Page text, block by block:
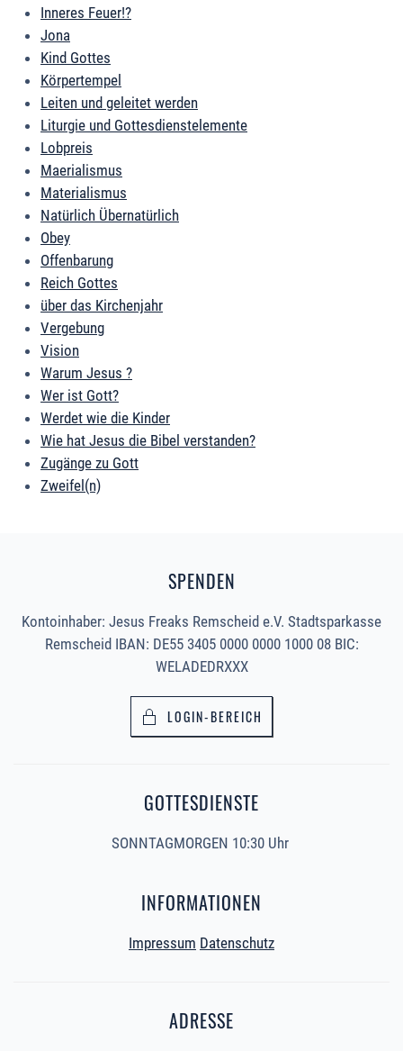
Inneres Feuer!?
Jona
Kind Gottes
Körpertempel
Leiten und geleitet werden
Liturgie und Gottesdienstelemente
Lobpreis
Maerialismus
Materialismus
Natürlich Übernatürlich
Obey
Offenbarung
Reich Gottes
über das Kirchenjahr
Vergebung
Vision
Warum Jesus ?
Wer ist Gott?
Werdet wie die Kinder
Wie hat Jesus die Bibel verstanden?
Zugänge zu Gott
Zweifel(n)
SPENDEN
Kontoinhaber: Jesus Freaks Remscheid e.V. Stadtsparkasse
Remscheid IBAN: DE55 3405 0000 0000 1000 08 BIC:
WELADEDRXXX
LOGIN-BEREICH
GOTTESDIENSTE
SONNTAGMORGEN 10:30 Uhr
INFORMATIONEN
Impressum Datenschutz
ADRESSE